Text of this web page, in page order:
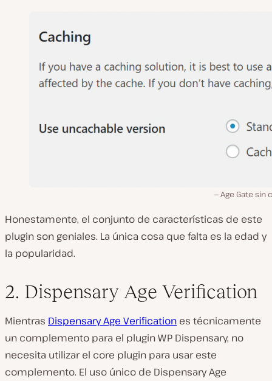
Age Gate sin
Honestamente, el conjunto de características de este
plugin son geniales. La única cosa que falta es la edad y
la popularidad.
2. Dispensary Age Verification
Mientras Dispensary Age Verification es técnicamente
un complemento para el plugin WP Dispensary, no
necesita utilizar el core plugin para usar este
complemento. El uso único de Dispensary Age